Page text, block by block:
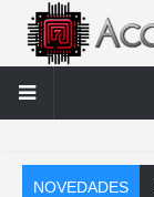
NOVEDADES